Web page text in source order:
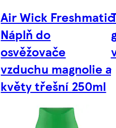
Air Wick Freshmatic
Náplň do
osvěžovače
vzduchu magnolie a
květy třešní 250ml